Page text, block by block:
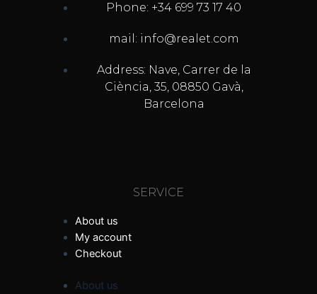
Phone: +34 699 73 17 40
mail: info@realet.com
Address: Nave, Carrer de la
Ciència, 35, 08850 Gavà,
Barcelona
SERVICE
About us
My account
Checkout
About us